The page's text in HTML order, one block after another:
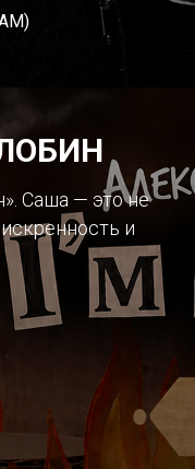
Саша — это не
и